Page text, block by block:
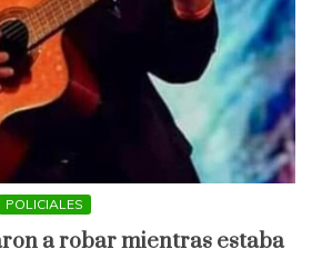
POLICIALES
a robar mientras estaba